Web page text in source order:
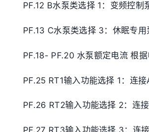
PF.12 B水泵类选择 1：变频控制
PF.13 C水泵类选择 3：休眠专用
PF.18- PF.20 水泵额定电流 根据
PF.25 RT1输入功能选择 1：连接
PF.26 RT2输入功能选择 2：连接